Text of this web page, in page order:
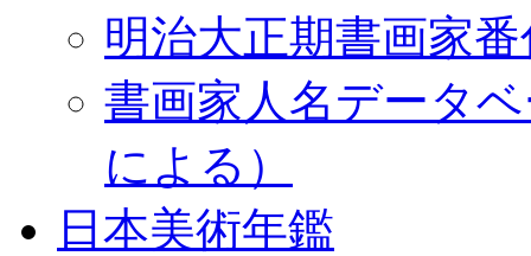
明治大正期書画家
書画家人名データ
による）
日本美術年鑑